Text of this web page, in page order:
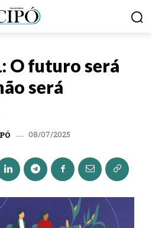
O futuro será
será
08/07/2025